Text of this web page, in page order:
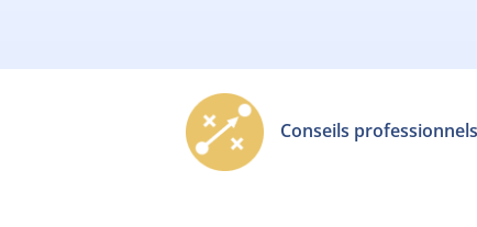
Conseils professionnels